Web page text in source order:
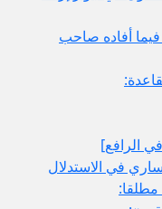
فيما أفاده صاحب
الرافع‏]
في الاستدلال
مطلقا: